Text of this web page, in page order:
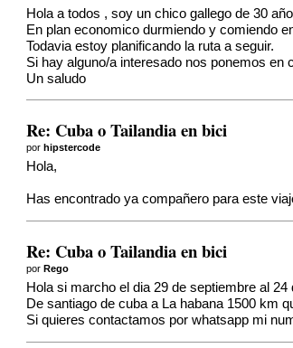
Hola a todos , soy un chico gallego de 30
En plan economico durmiendo y comiendo
Todavia estoy planificando la ruta a seguir.
Si hay alguno/a interesado nos ponemos en
Un saludo
Re: Cuba o Tailandia en bici
porhipstercode
Hola,
Has encontrado ya compañero para este
Re: Cuba o Tailandia en bici
porRego
Hola si marcho el dia 29 de septiembre al
De santiago de cuba a La habana 1500 km
Si quieres contactamos por whatsapp mi